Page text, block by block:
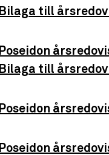
Bilaga till
Poseidon
Bilaga till
Poseidon
Poseidon